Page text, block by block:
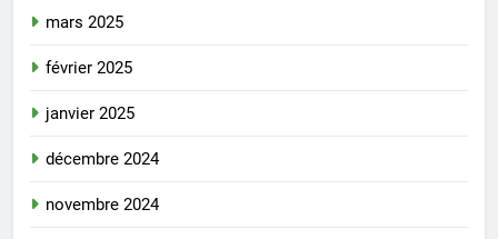
mars 2025
février 2025
janvier 2025
décembre 2024
novembre 2024